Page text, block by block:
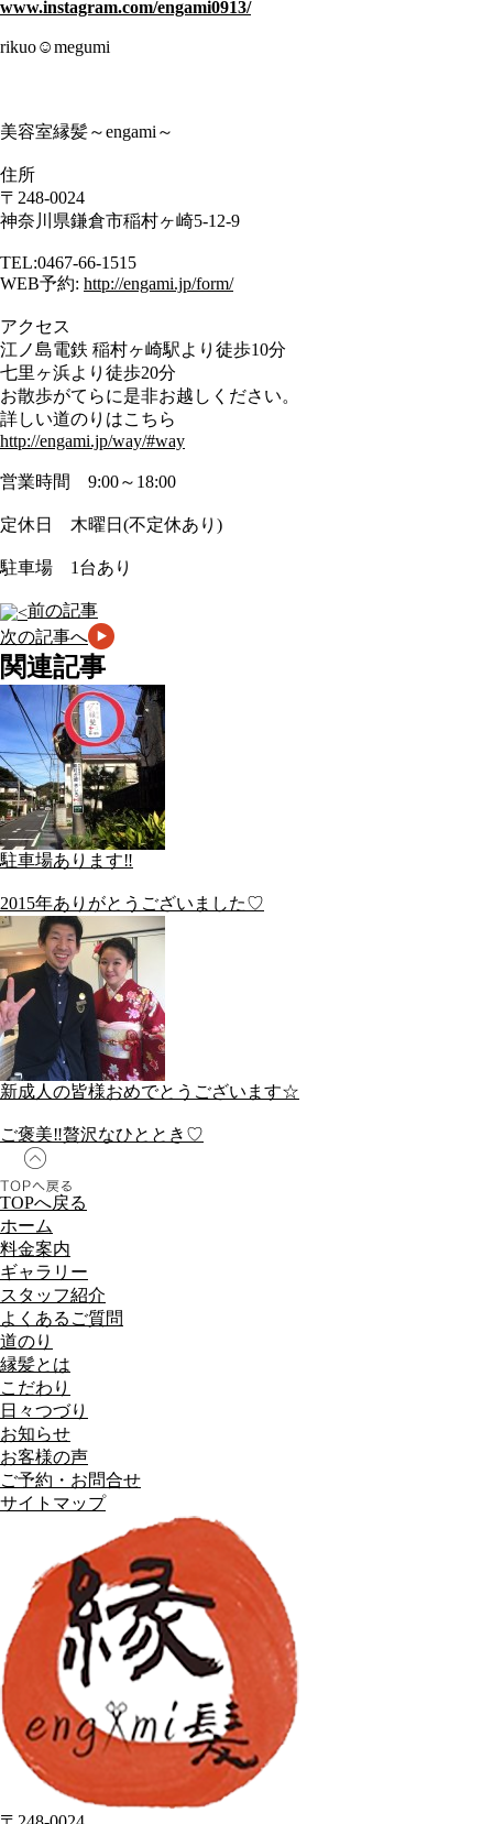
www.instagram.com/engami0913/
rikuo☺︎megumi
美容室縁髪～engami～
住所
〒248-0024
神奈川県鎌倉市稲村ヶ崎5-12-9
TEL:0467-66-1515
WEB予約: http://engami.jp/form/
アクセス
江ノ島電鉄 稲村ヶ崎駅より徒歩10分
七里ヶ浜より徒歩20分
お散歩がてらに是非お越しください。
詳しい道のりはこちら
http://engami.jp/way/#way
営業時間 9:00～18:00
定休日 木曜日(不定休あり)
駐車場 1台あり
前の記事
次の記事へ
関連記事
駐車場あります‼︎
2015年ありがとうございました♡
新成人の皆様おめでとうございます☆
ご褒美‼︎贅沢なひととき♡
TOPへ戻る
ホーム
料金案内
ギャラリー
スタッフ紹介
よくあるご質問
道のり
縁髪とは
こだわり
日々つづり
お知らせ
お客様の声
ご予約・お問合せ
サイトマップ